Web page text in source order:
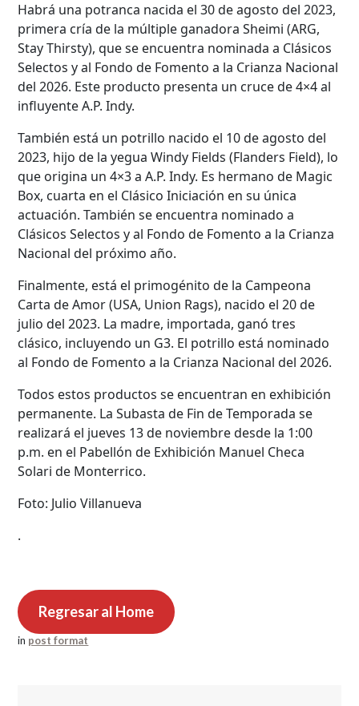
Habrá una potranca nacida el 30 de agosto del 2023,
primera cría de la múltiple ganadora Sheimi (ARG,
Stay Thirsty), que se encuentra nominada a Clásicos
Selectos y al Fondo de Fomento a la Crianza Nacional
del 2026. Este producto presenta un cruce de 4×4 al
influyente A.P. Indy.
También está un potrillo nacido el 10 de agosto del
2023, hijo de la yegua Windy Fields (Flanders Field), lo
que origina un 4×3 a A.P. Indy. Es hermano de Magic
Box, cuarta en el Clásico Iniciación en su única
actuación. También se encuentra nominado a
Clásicos Selectos y al Fondo de Fomento a la Crianza
Nacional del próximo año.
Finalmente, está el primogénito de la Campeona
Carta de Amor (USA, Union Rags), nacido el 20 de
julio del 2023. La madre, importada, ganó tres
clásico, incluyendo un G3. El potrillo está nominado
al Fondo de Fomento a la Crianza Nacional del 2026.
Todos estos productos se encuentran en exhibición
permanente. La Subasta de Fin de Temporada se
realizará el jueves 13 de noviembre desde la 1:00
p.m. en el Pabellón de Exhibición Manuel Checa
Solari de Monterrico.
Foto: Julio Villanueva
.
Regresar al Home
in post format